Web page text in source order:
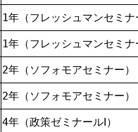
1年（フレッシュマンセミナ
1年（フレッシュマンセミナ
2年（ソフォモアセミナー）
2年（ソフォモアセミナー）
4年（政策ゼミナールⅠ）